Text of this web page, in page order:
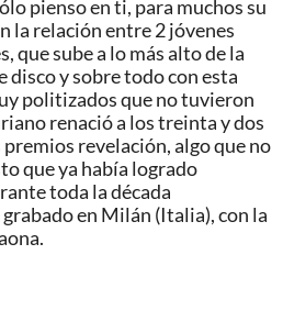
pienso en ti, para muchos su
la relación entre 2 jóvenes
que sube a lo más alto de la
disco y sobre todo con esta
politizados que no tuvieron
renació a los treinta y dos
revelación, algo que no
que ya había logrado
toda la década
en Milán (Italia), con la